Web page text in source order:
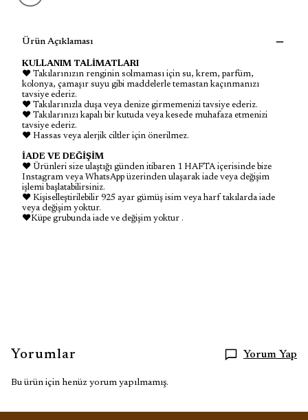
Ürün Açıklaması
KULLANIM TALİMATLARI
♥ Takılarınızın renginin solmaması için su, krem, parfüm,
kolonya, çamaşır suyu gibi maddelerle temastan kaçınmanızı
tavsiye ederiz.
♥ Takılarınızla duşa veya denize girmemenizi tavsiye ederiz.
♥ Takılarınızı kapalı bir kutuda veya kesede muhafaza etmenizi
tavsiye ederiz.
♥ Hassas veya alerjik ciltler için önerilmez.
İADE VE DEĞİŞİM
♥ Ürünleri size ulaştığı günden itibaren 1 HAFTA içerisinde bize
Instagram veya WhatsApp üzerinden ulaşarak iade veya değişim
işlemi başlatabilirsiniz.
♥ Kişiselleştirilebilir 925 ayar gümüş isim veya harf takılarda iade
veya değişim yoktur.
♥Küpe grubunda iade ve değişim yoktur .
Yorumlar Yorum Yap
Bu ürün için henüz yorum yapılmamış.